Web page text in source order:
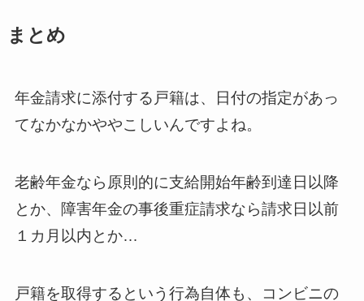
まとめ
年金請求に添付する戸籍は、日付の指定があっ
てなかなかややこしいんですよね。
老齢年金なら原則的に支給開始年齢到達日以降
とか、障害年金の事後重症請求なら請求日以前
１カ月以内とか…
戸籍を取得するという行為自体も、コンビニの